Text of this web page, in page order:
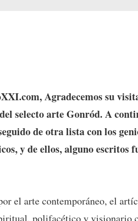
Agradecemos su
selecto arte Gonród. A
de otra lista con los
y de ellos, alguno escritos
arte contemporáneo, el